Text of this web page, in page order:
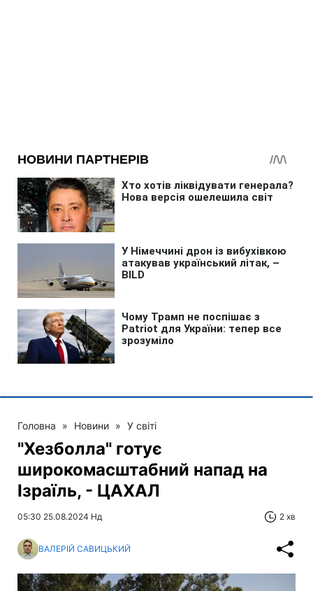
Головна » Новини » У світі
"Хезболла" готує
широкомасштабний напад на
Ізраїль, - ЦАХАЛ
05:30 25.08.2024 Нд 2 хв
ВАЛЕРІЙ САВИЦЬКИЙ